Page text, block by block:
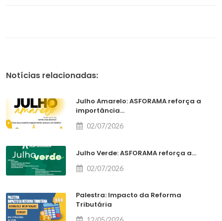
Notícias relacionadas:
Julho Amarelo: ASFORAMA reforça a
importância...
02/07/2026
Julho Verde: ASFORAMA reforça a...
02/07/2026
Palestra: Impacto da Reforma
Tributária